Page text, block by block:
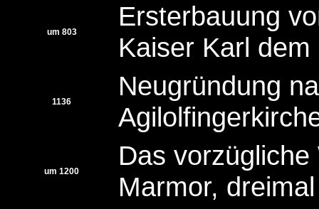
um 803
Ersterbauung
Kaiser Karl
1136
Neugründung
um 1200
Das
Marmor,